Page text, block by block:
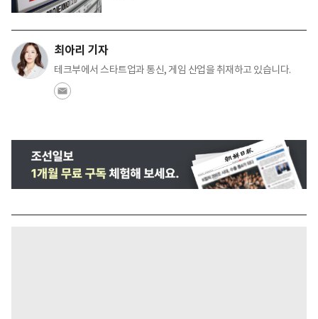
최아리 기자
테크부에서 스타트업과 통신, 게임 산업을 취재하고 있습니다.